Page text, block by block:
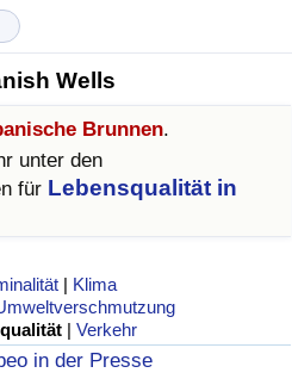
Wells
Brunnen.
unter den
für Lebensqualität in
| Klima
|Verkehr
in der Presse
(aktuell)
nach Land
Land
Land